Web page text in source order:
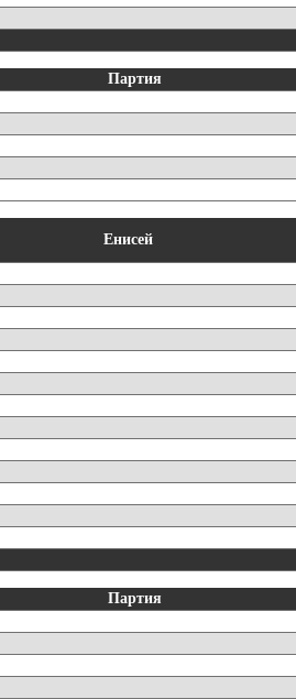
Партия
Енисей
Партия